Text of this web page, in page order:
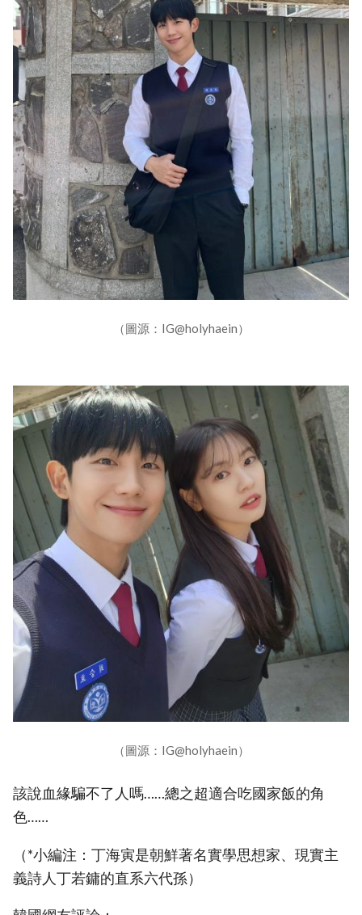
（圖源：IG@holyhaein）
（圖源：IG@holyhaein）
該說血緣騙不了人嗎……總之超適合吃國家飯的角
色……
（*小編注：丁海寅是朝鮮著名實學思想家、現實主
義詩人丁若鏞的直系六代孫）